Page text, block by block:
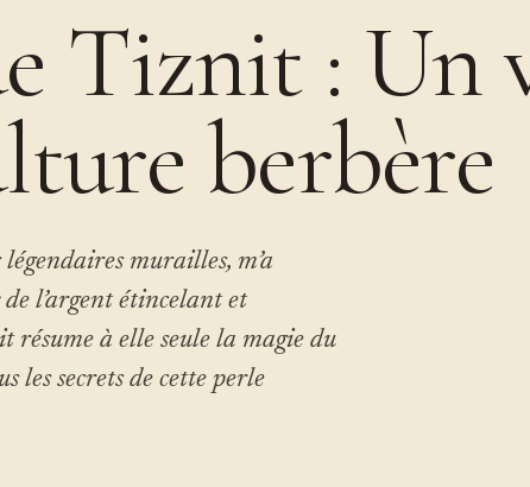
Tiznit : Un
berbère
murailles, m’a
l’argent étincelant et
résume à elle seule la magie du
les secrets de cette perle